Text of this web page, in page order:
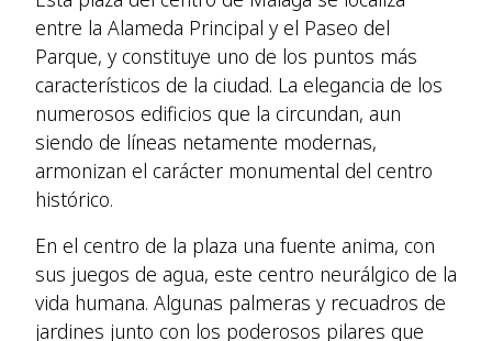
entre la Alameda Principal y el Paseo del
Parque, y constituye uno de los puntos más
característicos de la ciudad. La elegancia de los
numerosos edificios que la circundan, aun
siendo de líneas netamente modernas,
armonizan el carácter monumental del centro
histórico.
En el centro de la plaza una fuente anima, con
sus juegos de agua, este centro neurálgico de la
vida humana. Algunas palmeras y recuadros de
jardines junto con los poderosos pilares que